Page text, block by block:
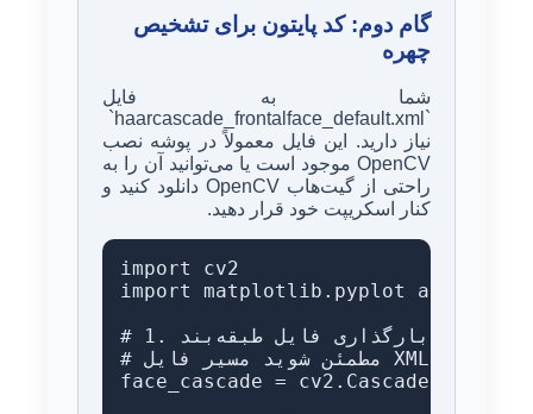
گام دوم: کد پایتون برای تشخیص
چهره
شما به فایل
`haarcascade_frontalface_default.xml`
نیاز دارید. این فایل معمولاً در پوشه نصب
OpenCV موجود است یا می‌توانید آن را به
راحتی از گیت‌هاب OpenCV دانلود کنید و
کنار اسکریپت خود قرار دهید.
import cv2
import matplotlib.pyplot as plt
# 1. بارگذاری فایل طبقه‌بند (Classifier)
# مطمئن شوید مسیر فایل XML درست است
face_cascade =